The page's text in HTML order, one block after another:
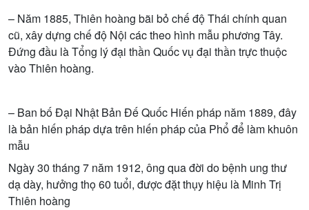
– Năm 1885, Thiên hoàng bãi bỏ chế độ Thái chính quan
cũ, xây dựng chế độ Nội các theo hình mẫu phương Tây.
Đứng đầu là Tổng lý đại thần Quốc vụ đại thần trực thuộc
vào Thiên hoàng.
– Ban bố Đại Nhật Bản Đế Quốc Hiến pháp năm 1889, đây
là bản hiến pháp dựa trên hiến pháp của Phổ để làm khuôn
mẫu
Ngày 30 tháng 7 năm 1912, ông qua đời do bệnh ung thư
dạ dày, hưởng thọ 60 tuổi, được đặt thụy hiệu là Minh Trị
Thiên hoàng